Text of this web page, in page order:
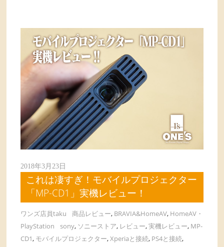
2018年3月23日
これは凄すぎ！モバイルプロジェクター
「MP-CD1」実機レビュー！
ワンズ店員taku 商品レビュー, BRAVIA&HomeAV, HomeAV・
PlayStation
sony, ソニーストア, レビュー,実機レビュー, MP-
CD1, モバイルプロジェクター,Xperiaと接続, PS4と接続,